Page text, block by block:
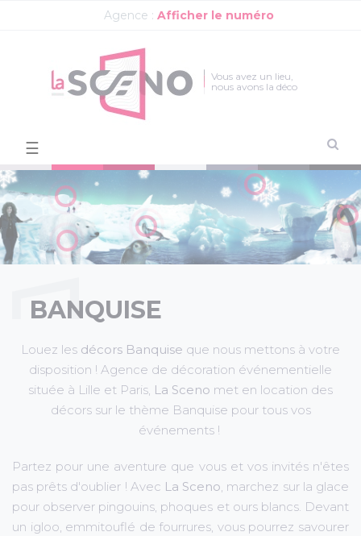
Agence : Afficher le numéro
Vous avez un lieu,
nous avons la déco
Basculer
navigation
☰
BANQUISE
Louez les décors Banquise que nous mettons à votre
disposition ! Agence de décoration événementielle
située à Lille et Paris, La Sceno met en location des
décors sur le thème Banquise pour tous vos
événements !
Partez pour une aventure que vous et vos invités n'êtes
pas prêts d'oublier ! Avec La Sceno , marchez sur la glace
pour observer pingouins, phoques et ours blancs. Devant
un igloo, emmitouflé de fourrures, vous pourrez savourer